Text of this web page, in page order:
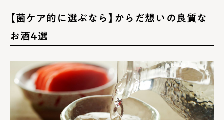
【菌ケア的に選ぶなら】からだ想いの良質な
お酒4選